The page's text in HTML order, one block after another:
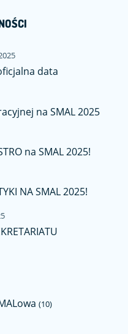
data
na SMAL 2025
na SMAL 2025!
NA SMAL 2025!
(10)